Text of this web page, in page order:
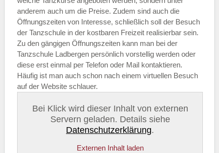
anderem auch um die Preise. Zudem sind auch die
Öffnungszeiten von Interesse, schließlich soll der Besuch
der Tanzschule in der kostbaren Freizeit realisierbar sein.
Zu den gängigen Öffnungszeiten kann man bei der
Tanzschule Ladbergen persönlich vorstellig werden oder
diese erst einmal per Telefon oder Mail kontaktieren.
Häufig ist man auch schon nach einem virtuellen Besuch
auf der Website schlauer.
Bei Klick wird dieser Inhalt von externen
Servern geladen. Details siehe
Datenschutzerklärung.
Externen Inhalt laden